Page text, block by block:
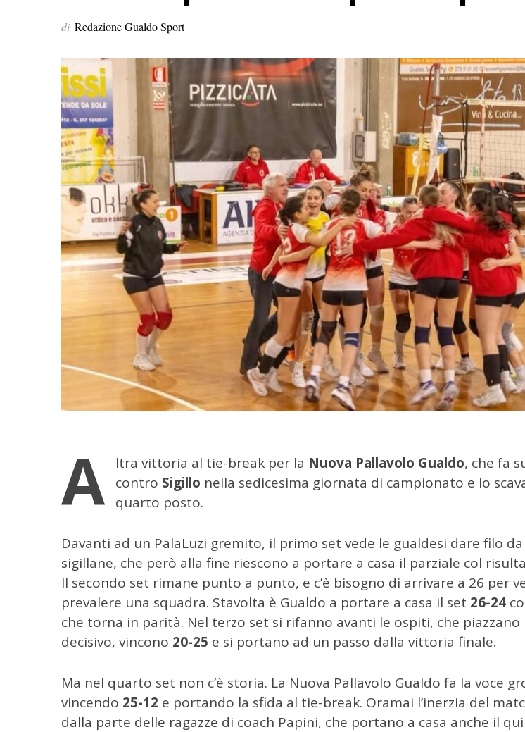
di Redazione Gualdo Sport
A ltra vittoria al tie-break per la Nuova Pallavolo Gualdo, che fa
contro Sigillo nella sedicesima giornata di campionato e lo
quarto posto.
Davanti ad un PalaLuzi gremito, il primo set vede le gualdesi dare filo
sigillane, che però alla fine riescono a portare a casa il parziale col
Il secondo set rimane punto a punto, e c’è bisogno di arrivare a 26 per
prevalere una squadra. Stavolta è Gualdo a portare a casa il set 26-24
che torna in parità. Nel terzo set si rifanno avanti le ospiti, che piazzano
decisivo, vincono 20-25 e si portano ad un passo dalla vittoria finale.
Ma nel quarto set non c’è storia. La Nuova Pallavolo Gualdo fa la voce
vincendo 25-12 e portando la sfida al tie-break. Oramai l’inerzia del
dalla parte delle ragazze di coach Papini, che portano a casa anche il
C
e
r
c
a
e
r